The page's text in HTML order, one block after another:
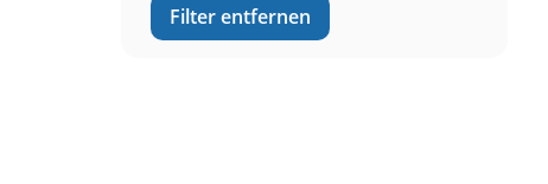
Filter entfernen